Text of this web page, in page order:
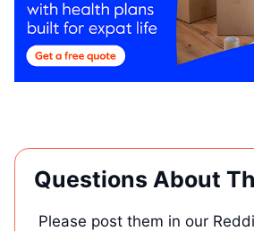
Questions About
Please post them in our